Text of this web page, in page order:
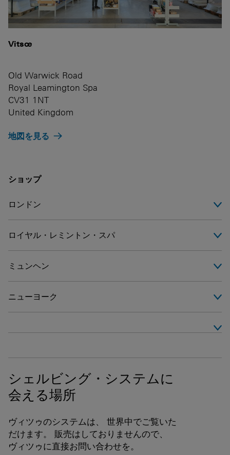
Vitsœ
Old Warwick Road
Royal Leamington Spa
CV31 1NT
United Kingdom
地図を見る
ショップ
ロンドン
+44 (0)20 7428 1606
london@vitsoe.com
月曜日〜土曜日
10:00〜18:00 (BST)
W1U 2NG
ロイヤル・レミントン・スパ
+44 (0)1926 936 606
leamington@vitsoe.com
月曜日〜土曜日
09:00〜17:00 (BST)
United Kingdom
地図を見る
ミュンヘン
+49 (0)89 2307 7054
muenchen@vitsoe.com
月曜日〜金曜日
土曜日
Türkenstraße 36
Germany
地図を見る
ニューヨーク
10:00〜18:00 (EDT)
土曜日
12:00〜18:00 (EDT)
17 West 8th Street
New York NY 10011
United States of America
シェルビング・システムに
会える場所
ヴィツゥのシステムは、 世界中でご覧いた
だけます。 販売はしておりませんので、
ヴィツゥに直接お問い合わせを。